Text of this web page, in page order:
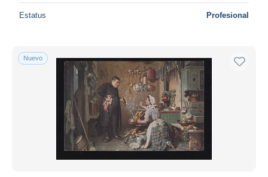
Estatus Profesional
Nuevo